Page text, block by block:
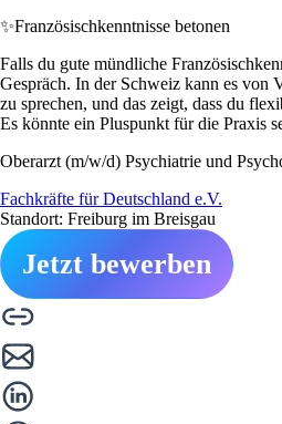
✨Französischkenntnisse betonen
Falls du gute mündliche
Gespräch. In der Schweiz kann es von
zu sprechen, und das zeigt, dass du
Es könnte ein Pluspunkt für die Praxis
Oberarzt (m/w/d) Psychiatrie und
Fachkräfte für Deutschland e.V.
Standort: Freiburg im Breisgau
Jetzt bewerben